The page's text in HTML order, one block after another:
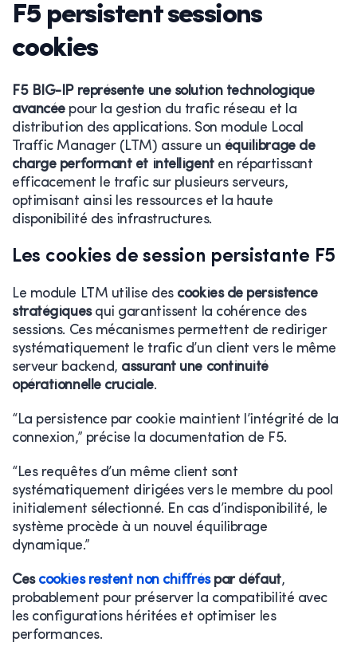
F5 persistent sessions
cookies
F5 BIG-IP représente une solution technologique
avancéepour la gestion du trafic réseau et la
distribution des applications. Son module Local
Traffic Manager (LTM) assure un équilibrage de
charge performant et intelligenten répartissant
efficacement le trafic sur plusieurs serveurs,
optimisant ainsi les ressources et la haute
disponibilité des infrastructures.
Les cookies de session persistante F5
Le module LTM utilise des cookies de persistence
stratégiquesqui garantissent la cohérence des
sessions. Ces mécanismes permettent de rediriger
systématiquement le trafic d’un client vers le même
serveur backend, assurant une continuité
opérationnelle cruciale.
“La persistence par cookie maintient l’intégrité de la
connexion,” précise la documentation de F5.
“Les requêtes d’un même client sont
systématiquement dirigées vers le membre du pool
initialement sélectionné. En cas d’indisponibilité, le
système procède à un nouvel équilibrage
dynamique.”
Ces cookies restent non chiffréspar défaut,
probablement pour préserver la compatibilité avec
les configurations héritées et optimiser les
performances.